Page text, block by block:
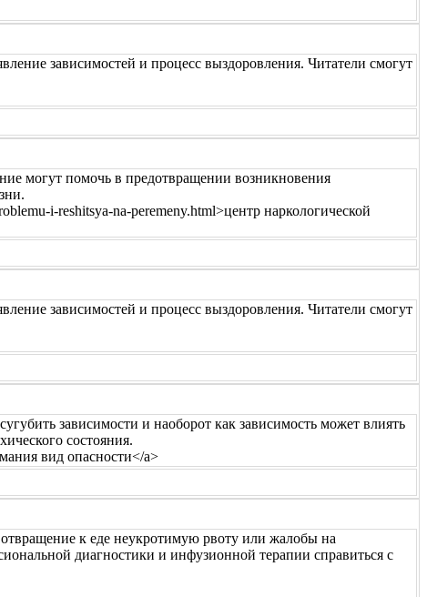
зависимостей и процесс выздоровления. Читатели смогут
могут помочь в предотвращении возникновения
i-reshitsya-na-peremeny.html>центр наркологической
зависимостей и процесс выздоровления. Читатели смогут
зависимости и наоборот как зависимость может влиять
состояния.
вид опасности</a>
к еде неукротимую рвоту или жалобы на
диагностики и инфузионной терапии справиться с